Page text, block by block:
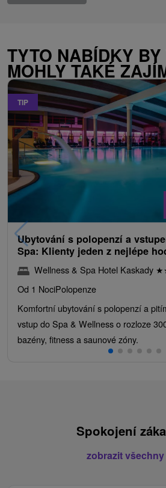
TYTO NABÍDKY BY
MOHLY TAKÉ
TIP
Ubytování s polopenzí a
Spa: Klienty jeden z nejlépe
Wellness & Spa Hotel Kaskady ★
Od 1 NociPolopenze
Komfortní ubytování s polopenzí a
vstup do Spa & Wellness o rozloze
bazény, fitness a saunové zóny.
Spokojení
zobrazit všechny